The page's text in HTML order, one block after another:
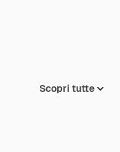
Scopri tutte